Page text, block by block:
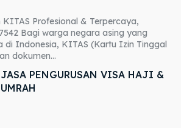
Profesional & Terpercaya,
Bagi warga negara asing yang
di Indonesia, KITAS (Kartu Izin Tinggal
dokumen...
JASA PENGURUSAN VISA HAJI &
UMRAH